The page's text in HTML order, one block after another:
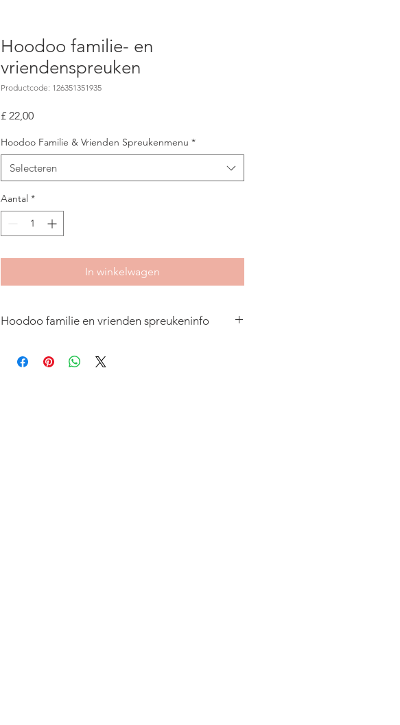
Hoodoo familie- en
vriendenspreuken
Productcode: 126351351935
£ 22,00Prijs
Hoodoo Familie & Vrienden Spreukenmenu *
Selecteren
Aantal *
In winkelwagen
Hoodoo familie en vrienden spreukeninfo
Hoodoo-familie- en vriendenspreuken worden